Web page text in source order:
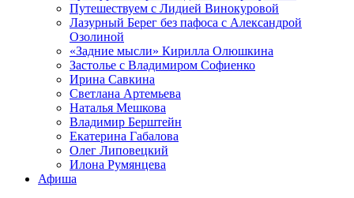
Путешествуем с Лидией Винокуровой
Лазурный Берег без пафоса с Александрой
Озолиной
«Задние мысли» Кирилла Олюшкина
Застолье с Владимиром Софиенко
Ирина Савкина
Светлана Артемьева
Наталья Мешкова
Владимир Берштейн
Екатерина Габалова
Олег Липовецкий
Илона Румянцева
Афиша